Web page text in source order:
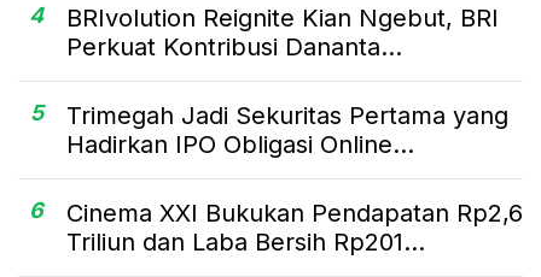
4
BRIvolution Reignite Kian Ngebut, BRI
Perkuat Kontribusi Dananta...
5
Trimegah Jadi Sekuritas Pertama yang
Hadirkan IPO Obligasi Online...
6
Cinema XXI Bukukan Pendapatan Rp2,6
Triliun dan Laba Bersih Rp201...